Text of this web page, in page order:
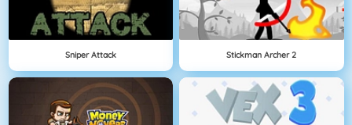
Sniper Attack Stickman Archer 2